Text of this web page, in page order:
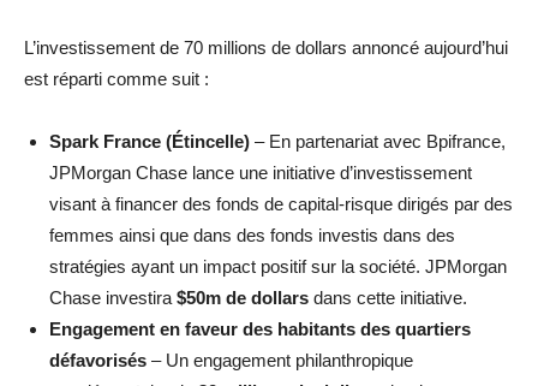
L’investissement de 70 millions de dollars annoncé aujourd’hui
est réparti comme suit :
Spark France (Étincelle) – En partenariat avec Bpifrance,
JPMorgan Chase lance une initiative d’investissement
visant à financer des fonds de capital-risque dirigés par des
femmes ainsi que dans des fonds investis dans des
stratégies ayant un impact positif sur la société. JPMorgan
Chase investira $50m de dollars dans cette initiative.
Engagement en faveur des habitants des quartiers
défavorisés – Un engagement philanthropique